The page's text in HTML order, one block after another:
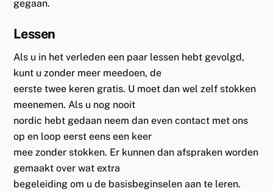
gegaan.
Lessen
Als u in het verleden een paar lessen hebt gevolgd,
kunt u zonder meer meedoen, de
eerste twee keren gratis. U moet dan wel zelf stokken
meenemen. Als u nog nooit
nordic hebt gedaan neem dan even contact met ons
op en loop eerst eens een keer
mee zonder stokken. Er kunnen dan afspraken worden
gemaakt over wat extra
begeleiding om u de basisbeginselen aan te leren.